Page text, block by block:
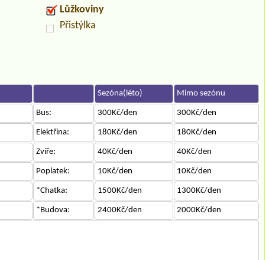
Lůžkoviny
Přistýlka
Sezóna(léto) Mimo sezónu
Bus: 300Kč/den 300Kč/den
Elektřina: 180Kč/den 180Kč/den
Zvíře: 40Kč/den 40Kč/den
Poplatek: 10Kč/den 10Kč/den
*Chatka: 1500Kč/den 1300Kč/den
*Budova: 2400Kč/den 2000Kč/den